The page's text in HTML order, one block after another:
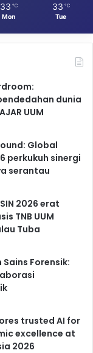
33 ℃
Mon
33 ℃
Tue
dunia
UUM
Global
perkukuh sinergi
serantau
2026 erat
TNB UUM
Tuba
Forensik:
trusted AI for
excellence at
2026